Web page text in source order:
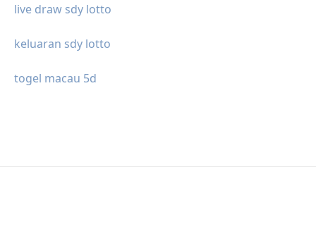
live draw sdy lotto
keluaran sdy lotto
togel macau 5d